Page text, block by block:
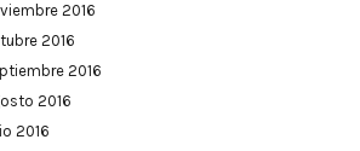
2016
2016
2016
2016
2016